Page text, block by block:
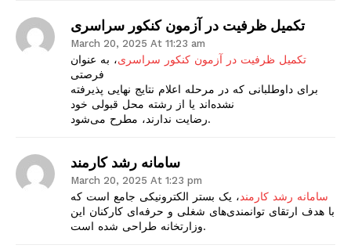
تکمیل ظرفیت در آزمون کنکور سراسری
March 20, 2025 At 11:23 am
تکمیل ظرفیت در آزمون کنکور سراسری، به عنوان
فرصتی
برای داوطلبانی که در مرحله اعلام نتایج نهایی پذیرفته
نشده‌اند یا از رشته محل قبولی خود
رضایت ندارند، مطرح می‌شود.
سامانه رشد کارمند
March 20, 2025 At 1:23 pm
سامانه رشد کارمند، یک بستر الکترونیکی جامع است که
با هدف ارتقای توانمندی‌های شغلی و حرفه‌ای کارکنان این
وزارتخانه طراحی شده است.